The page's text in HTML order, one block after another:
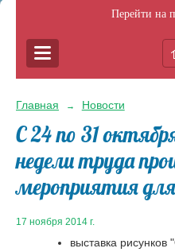
Перейти на
Главная → Новости
С 24 по 31
недели труда
мероприятия
17 ноября 2014 г.
выставка рисунков